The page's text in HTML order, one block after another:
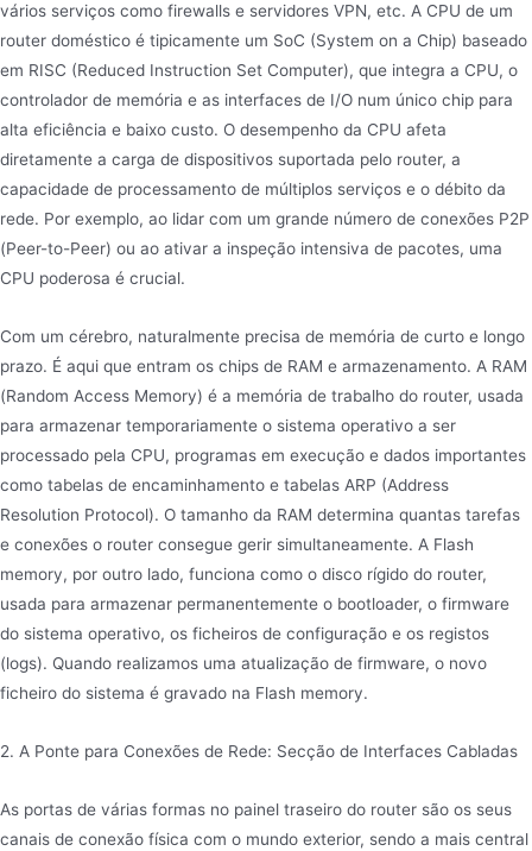
vários serviços como firewalls e servidores VPN, etc. A CPU de um
router doméstico é tipicamente um SoC (System on a Chip) baseado
em RISC (Reduced Instruction Set Computer), que integra a CPU, o
controlador de memória e as interfaces de I/O num único chip para
alta eficiência e baixo custo. O desempenho da CPU afeta
diretamente a carga de dispositivos suportada pelo router, a
capacidade de processamento de múltiplos serviços e o débito da
rede. Por exemplo, ao lidar com um grande número de conexões P2P
(Peer-to-Peer) ou ao ativar a inspeção intensiva de pacotes, uma
CPU poderosa é crucial.
Com um cérebro, naturalmente precisa de memória de curto e longo
prazo. É aqui que entram os chips de RAM e armazenamento. A RAM
(Random Access Memory) é a memória de trabalho do router, usada
para armazenar temporariamente o sistema operativo a ser
processado pela CPU, programas em execução e dados importantes
como tabelas de encaminhamento e tabelas ARP (Address
Resolution Protocol). O tamanho da RAM determina quantas tarefas
e conexões o router consegue gerir simultaneamente. A Flash
memory, por outro lado, funciona como o disco rígido do router,
usada para armazenar permanentemente o bootloader, o firmware
do sistema operativo, os ficheiros de configuração e os registos
(logs). Quando realizamos uma atualização de firmware, o novo
ficheiro do sistema é gravado na Flash memory.
2. A Ponte para Conexões de Rede: Secção de Interfaces Cabladas
As portas de várias formas no painel traseiro do router são os seus
canais de conexão física com o mundo exterior, sendo a mais central